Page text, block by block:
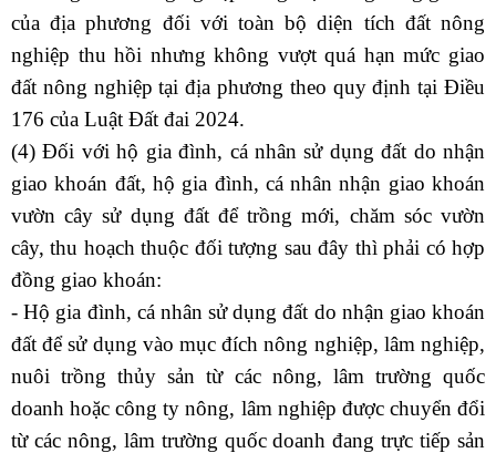
của địa phương đối với toàn bộ diện tích đất nông
nghiệp thu hồi nhưng không vượt quá hạn mức giao
đất nông nghiệp tại địa phương theo quy định tại Điều
176 của Luật Đất đai 2024.
(4) Đối với hộ gia đình, cá nhân sử dụng đất do nhận
giao khoán đất, hộ gia đình, cá nhân nhận giao khoán
vườn cây sử dụng đất để trồng mới, chăm sóc vườn
cây, thu hoạch thuộc đối tượng sau đây thì phải có hợp
đồng giao khoán:
- Hộ gia đình, cá nhân sử dụng đất do nhận giao khoán
đất để sử dụng vào mục đích nông nghiệp, lâm nghiệp,
nuôi trồng thủy sản từ các nông, lâm trường quốc
doanh hoặc công ty nông, lâm nghiệp được chuyển đổi
từ các nông, lâm trường quốc doanh đang trực tiếp sản